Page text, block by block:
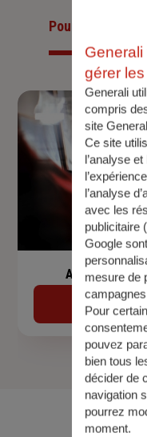
Pour les
Assurance
gérer
Generali
compris
site
Ce site
l’analyse
l’analyse
avec les
publicitaire
Google
mesure de
Pour
pouvez
bien tous
décider de
navigation
pourrez
moment.